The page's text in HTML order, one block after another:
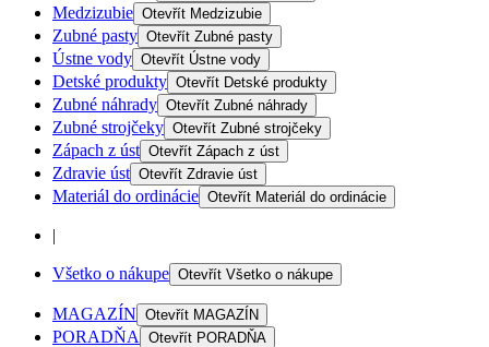
Medzizubie Otevřít Medzizubie
Zubné pasty Otevřít Zubné pasty
Ústne vody Otevřít Ústne vody
Detské produkty Otevřít Detské produkty
Zubné náhrady Otevřít Zubné náhrady
Zubné strojčeky Otevřít Zubné strojčeky
Zápach z úst Otevřít Zápach z úst
Zdravie úst Otevřít Zdravie úst
Materiál do ordinácie Otevřít Materiál do ordinácie
|
Všetko o nákupe Otevřít Všetko o nákupe
MAGAZÍN Otevřít MAGAZÍN
PORADŇA Otevřít PORADŇA